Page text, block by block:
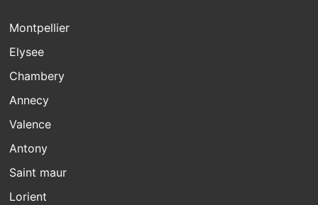
Montpellier
Elysee
Chambery
Annecy
Valence
Antony
Saint maur
Lorient